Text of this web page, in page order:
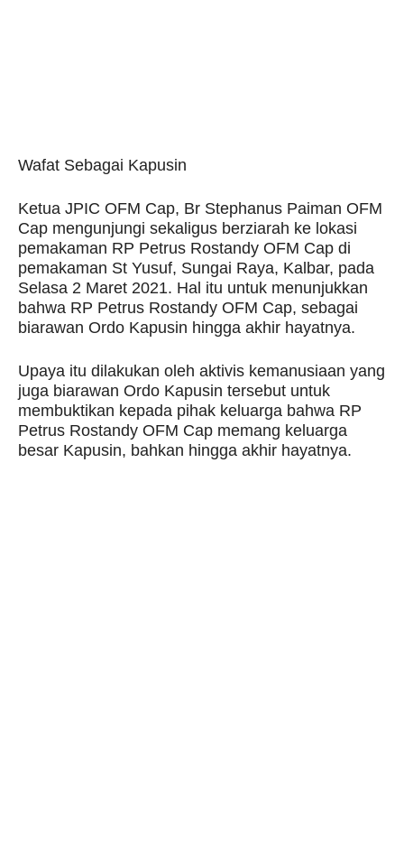
Wafat Sebagai Kapusin
Ketua JPIC OFM Cap, Br Stephanus Paiman OFM
Cap mengunjungi sekaligus berziarah ke lokasi
pemakaman RP Petrus Rostandy OFM Cap di
pemakaman St Yusuf, Sungai Raya, Kalbar, pada
Selasa 2 Maret 2021. Hal itu untuk menunjukkan
bahwa RP Petrus Rostandy OFM Cap, sebagai
biarawan Ordo Kapusin hingga akhir hayatnya.
Upaya itu dilakukan oleh aktivis kemanusiaan yang
juga biarawan Ordo Kapusin tersebut untuk
membuktikan kepada pihak keluarga bahwa RP
Petrus Rostandy OFM Cap memang keluarga
besar Kapusin, bahkan hingga akhir hayatnya.